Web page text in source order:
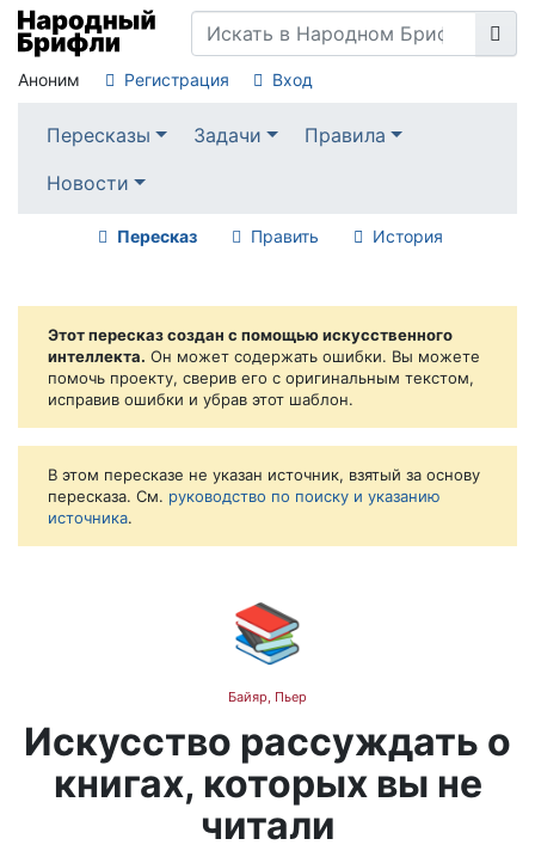
Аноним Регистрация Вход
Пересказы Задачи
Правила
Новости
Пересказ Править История
Этот пересказ создан с помощью искусственного
интеллекта. Он может содержать ошибки. Вы можете
помочь проекту, сверив его с оригинальным текстом,
исправив ошибки и убрав этот шаблон.
В этом пересказе не указан источник, взятый за основу
пересказа. См. руководство по поиску и указанию
источника.
📚
Байяр, Пьер
Искусство рассуждать о
книгах, которых вы не
читали